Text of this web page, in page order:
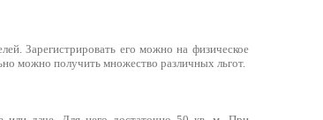
Зарегистрировать его можно на физическое
можно получить множество различных льгот.